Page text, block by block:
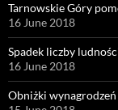
Tarnowskie Góry
16 June 2018
Spadek liczby
16 June 2018
Obniżki